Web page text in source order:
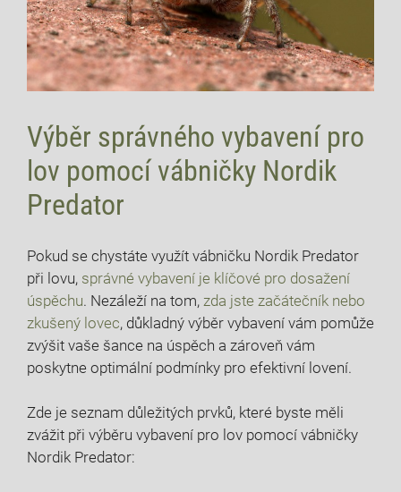
Výběr správného vybavení pro
lov pomocí vábničky Nordik
Predator
Pokud se chystáte využít vábničku Nordik Predator
při lovu, správné vybavení je klíčové pro dosažení
úspěchu. Nezáleží na tom, zda jste začátečník nebo
zkušený lovec, důkladný výběr vybavení vám pomůže
zvýšit vaše šance na úspěch a zároveň vám
poskytne optimální podmínky pro efektivní lovení.
Zde je seznam důležitých prvků, které byste měli
zvážit při výběru vybavení pro lov pomocí vábničky
Nordik Predator: